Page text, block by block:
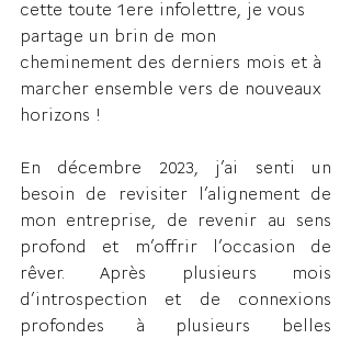
cette toute 1ere infolettre, je vous
partage un brin de mon
cheminement des derniers mois et à
marcher ensemble vers de nouveaux
horizons !
En décembre 2023, j’ai senti un
besoin de revisiter l’alignement de
mon entreprise, de revenir au sens
profond et m’offrir l’occasion de
rêver. Après plusieurs mois
d’introspection et de connexions
profondes à plusieurs belles